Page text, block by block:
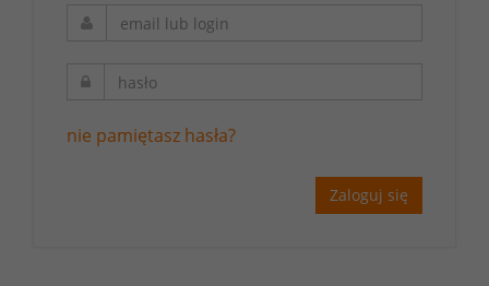
nie pamiętasz hasła?
Zaloguj się